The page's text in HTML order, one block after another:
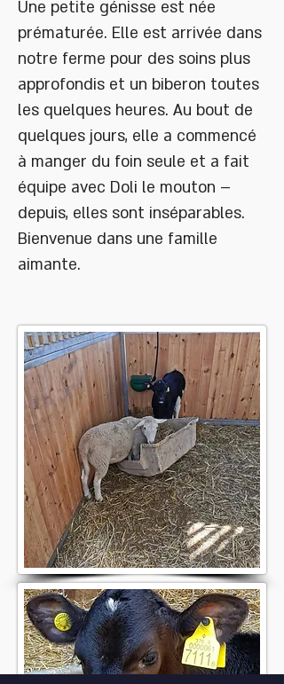
Une petite génisse est née
prématurée. Elle est arrivée dans
notre ferme pour des soins plus
approfondis et un biberon toutes
les quelques heures. Au bout de
quelques jours, elle a commencé
à manger du foin seule et a fait
équipe avec Doli le mouton –
depuis, elles sont inséparables.
Bienvenue dans une famille
aimante.